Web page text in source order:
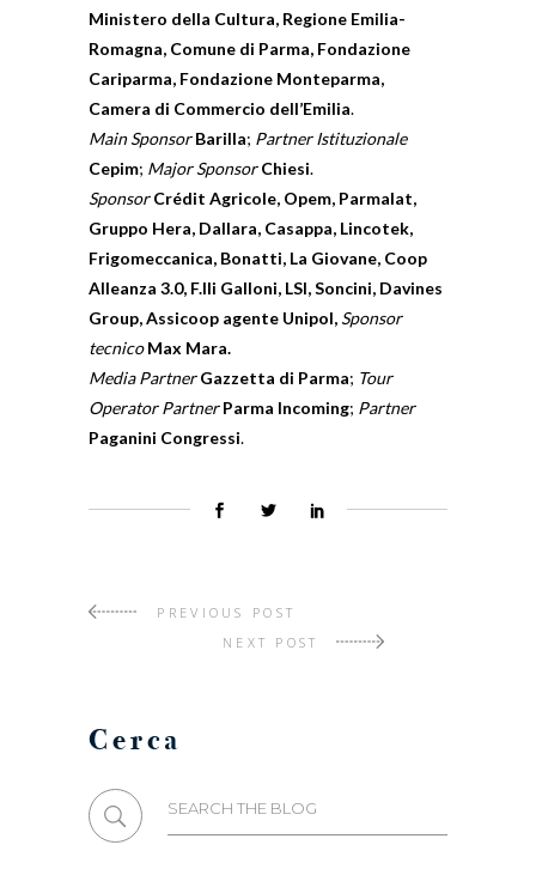
Ministero della Cultura, Regione Emilia-
Romagna, Comune di Parma, Fondazione
Cariparma, Fondazione Monteparma,
Camera di Commercio dell’Emilia.
Main Sponsor Barilla; Partner Istituzionale
Cepim; Major Sponsor Chiesi.
Sponsor Crédit Agricole, Opem, Parmalat,
Gruppo Hera, Dallara, Casappa, Lincotek,
Frigomeccanica, Bonatti, La Giovane, Coop
Alleanza 3.0, F.lli Galloni, LSI, Soncini, Davines
Group, Assicoop agente Unipol, Sponsor
tecnicoMax Mara.
Media Partner Gazzetta di Parma; Tour
Operator Partner Parma Incoming; Partner
Paganini Congressi.
PREVIOUS POST
NEXT POST
Cerca
Search
for: